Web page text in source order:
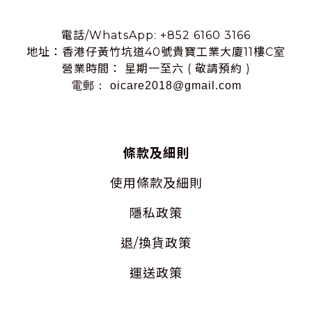
電話/WhatsApp: +852 6160 3166
地址：香港仔黃竹坑道40號貴寶工業大廈11樓C室
營業時間： 星期一至六 ( 敬請預約 )
電郵： oicare2018@gmail.com
條款及細則
使用條款及細則
隱私政策
退/換貨政策
運送政策